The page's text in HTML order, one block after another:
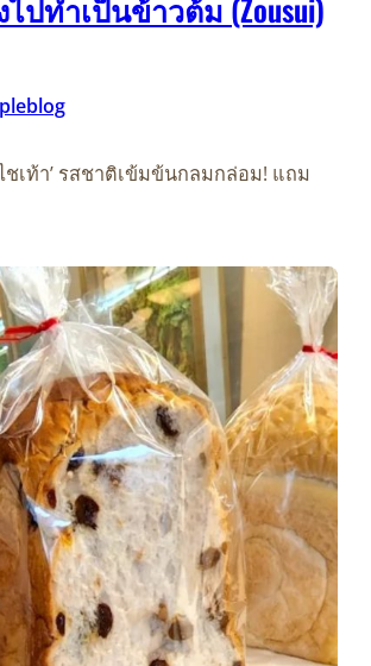
ปทำเป็นข้าวต้ม (Zousui)
ชเท้า’ รสชาติเข้มข้นกลมกล่อม! แถม